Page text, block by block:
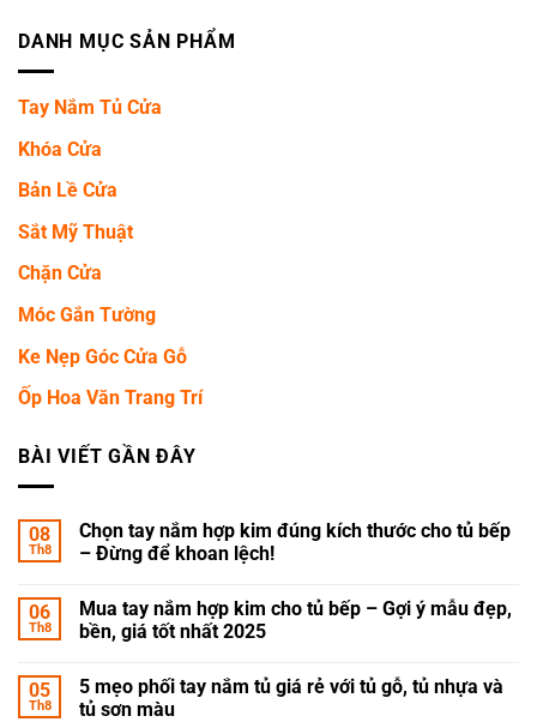
DANH MỤC SẢN PHẨM
Tay Nắm Tủ Cửa
Khóa Cửa
Bản Lề Cửa
Sắt Mỹ Thuật
Chặn Cửa
Móc Gắn Tường
Ke Nẹp Góc Cửa Gỗ
Ốp Hoa Văn Trang Trí
BÀI VIẾT GẦN ĐÂY
08
Th8
Chọn tay nắm hợp kim đúng kích thước cho tủ bếp
– Đừng để khoan lệch!
06
Th8
Mua tay nắm hợp kim cho tủ bếp – Gợi ý mẫu đẹp,
bền, giá tốt nhất 2025
05
Th8
5 mẹo phối tay nắm tủ giá rẻ với tủ gỗ, tủ nhựa và
tủ sơn màu